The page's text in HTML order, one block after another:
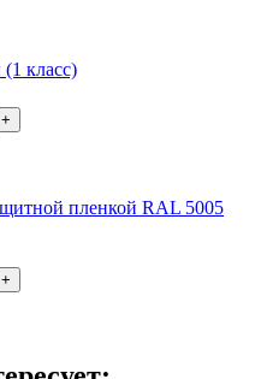
класс)
+
пленкой RAL 5005
+